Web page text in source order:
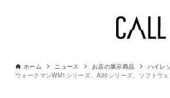
ホーム ニュース お店の展示商品
ハイレ
ウォークマンWM1シリーズ、A30シリーズ、ソフトウ